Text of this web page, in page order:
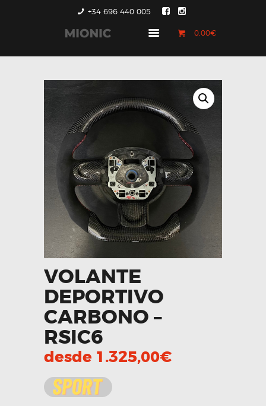
+34 696 440 005
0,00€
GENERACIÓN 1
GENERACIÓN 3
COUNTRYMAN &
PACEMAN
CONTACTO
VOLANTE
DEPORTIVO
CARBONO –
RSIC6
desde 1.325,00€